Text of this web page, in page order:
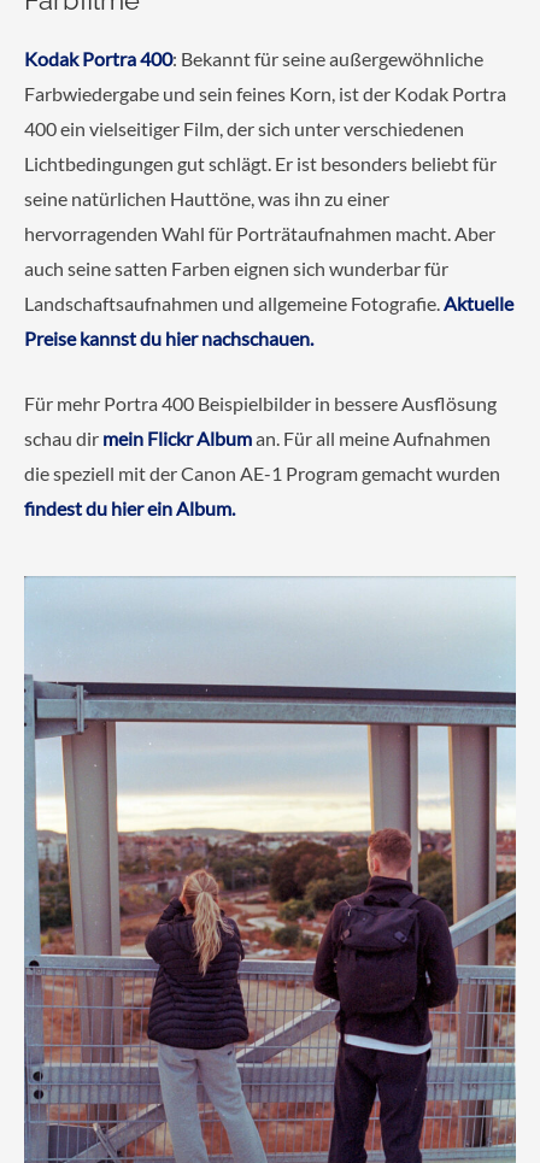
Kodak Portra 400: Bekannt für seine außergewöhnliche
Farbwiedergabe und sein feines Korn, ist der Kodak Portra
400 ein vielseitiger Film, der sich unter verschiedenen
Lichtbedingungen gut schlägt. Er ist besonders beliebt für
seine natürlichen Hauttöne, was ihn zu einer
hervorragenden Wahl für Porträtaufnahmen macht. Aber
auch seine satten Farben eignen sich wunderbar für
Landschaftsaufnahmen und allgemeine Fotografie. Aktuelle
Preise kannst du hier nachschauen.
Für mehr Portra 400 Beispielbilder in bessere Ausflösung
schau dir mein Flickr Albuman. Für all meine Aufnahmen
die speziell mit der Canon AE-1 Program gemacht wurden
findest du hier ein Album.